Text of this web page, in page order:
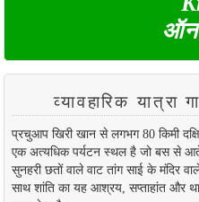
व्यावहारिक
प्रचुआप खिरी खान से लगभग 80 किमी
एक अत्यधिक पर्यटन स्थल है जो बस से
सुनहरी छतों वाले वाट तांग साई के मंदिर
साथ शांति का यह आश्रय, सप्ताहांत और